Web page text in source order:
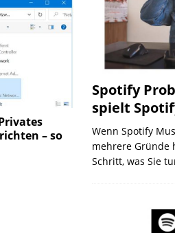
– so
Spotify
spielt
Wenn Spotify
mehrere Gründe
Schritt, was Sie